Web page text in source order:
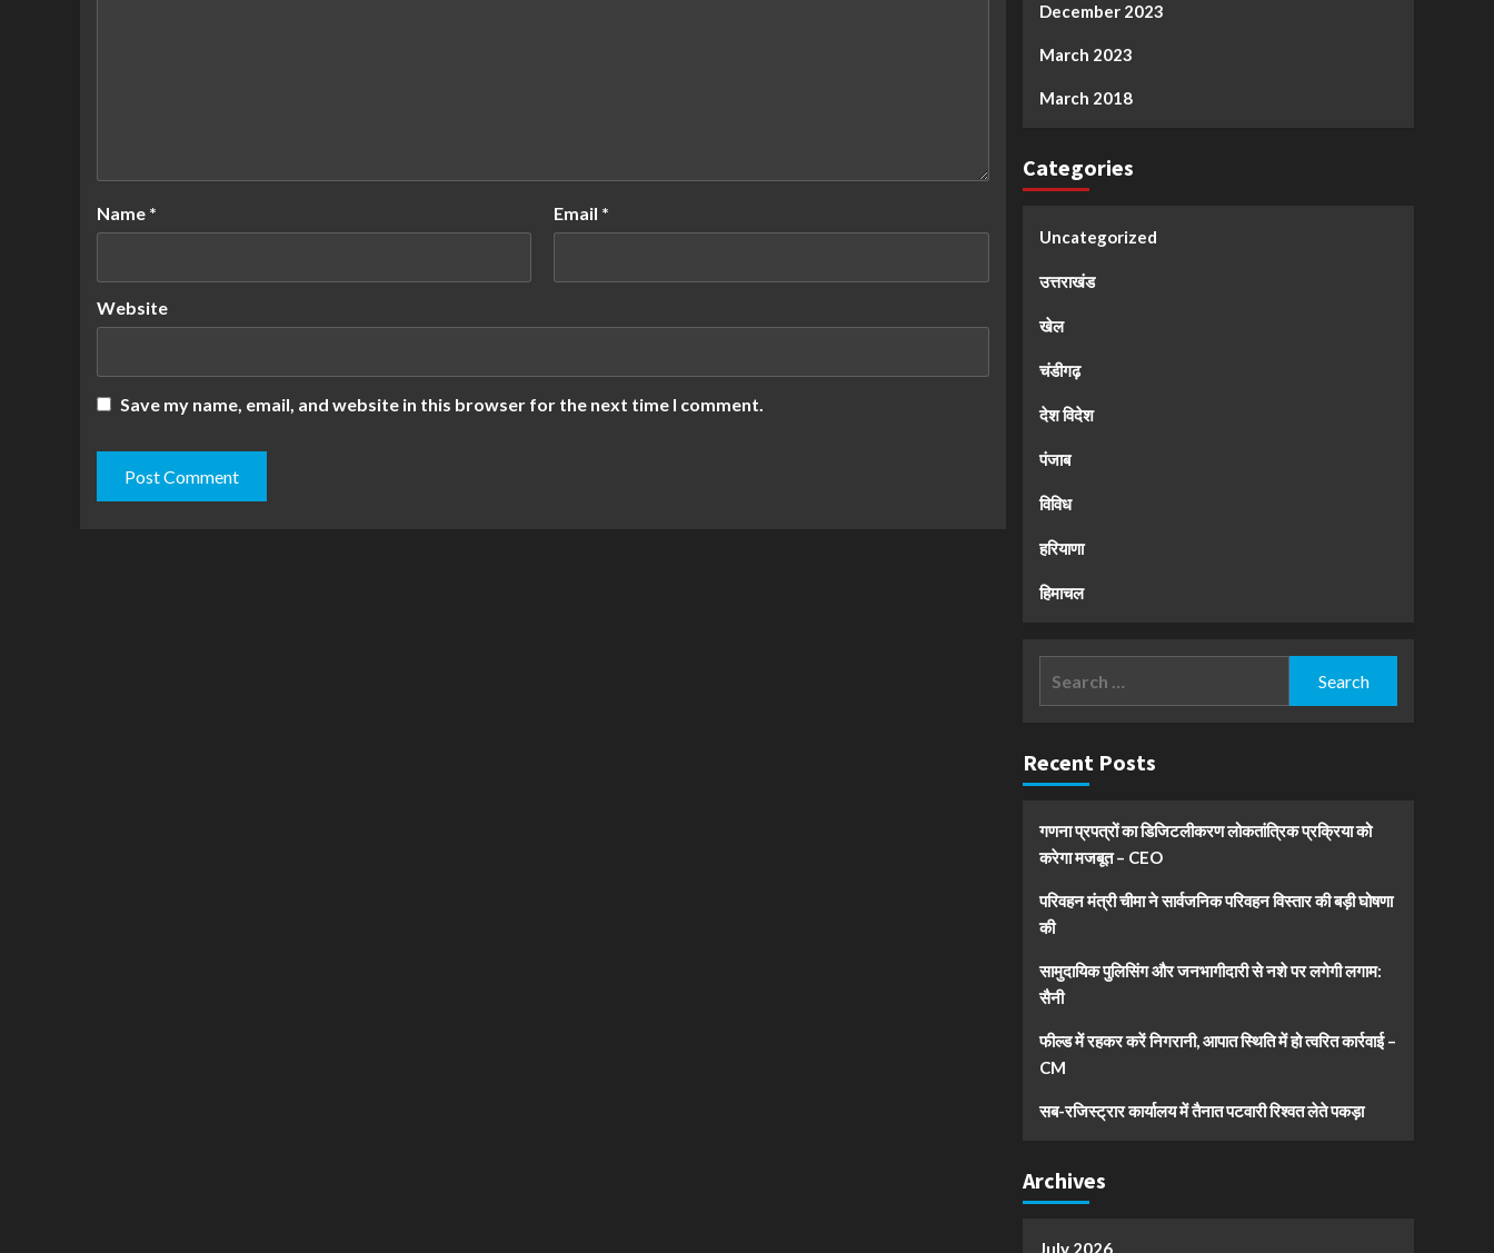
Name * Email *
Website
Save my name, email, and website in this browser for the next time I comment.
December 2023
March 2023
March 2018
Categories
Uncategorized
उत्तराखंड
खेल
चंडीगढ़
देश विदेश
पंजाब
विविध
हरियाणा
हिमाचल
Recent Posts
गणना प्रपत्रों का डिजिटलीकरण लोकतांत्रिक प्रक्रिया को
करेगा मजबूत – CEO
परिवहन मंत्री चीमा ने सार्वजनिक परिवहन विस्तार की बड़ी घोषणा
की
सामुदायिक पुलिसिंग और जनभागीदारी से नशे पर लगेगी लगाम:
सैनी
फील्ड में रहकर करें निगरानी, आपात स्थिति में हो त्वरित कार्रवाई –
CM
सब-रजिस्ट्रार कार्यालय में तैनात पटवारी रिश्वत लेते पकड़ा
Archives
July 2026